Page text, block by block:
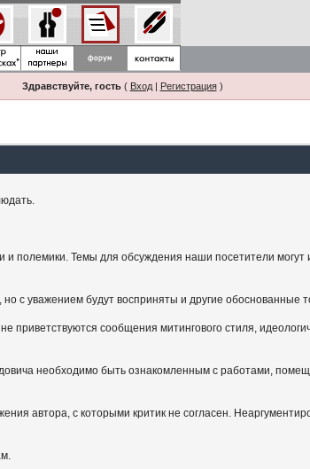
Здравствуйте, гость( Вход| Регистрация)
Темы для обсуждения наши посетители могут
с уважением будут восприняты и другие обоснованные
сообщения митингового стиля,
необходимо быть ознакомленным с работами,
автора, с которыми критик не согласен.